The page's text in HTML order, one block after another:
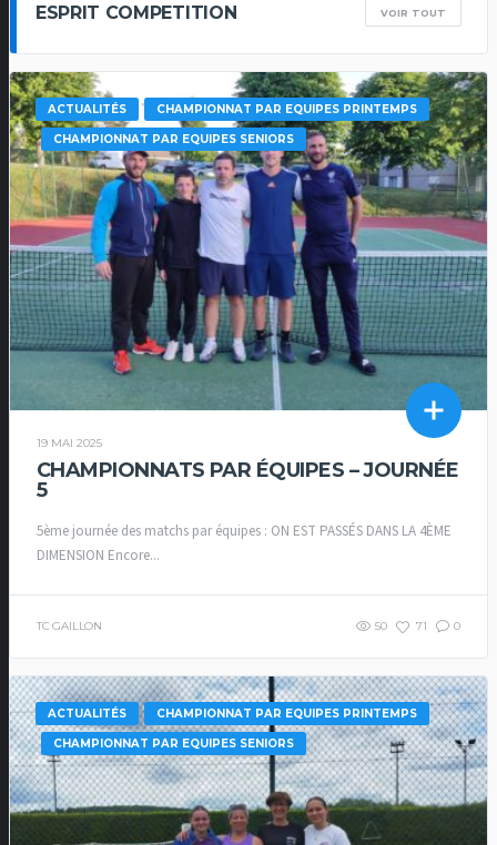
ESPRIT COMPETITION VOIR TOUT
ACTUALITÉS CHAMPIONNAT PAR EQUIPES PRINTEMPS
CHAMPIONNAT PAR EQUIPES SENIORS
19 MAI 2025
CHAMPIONNATS PAR ÉQUIPES – JOURNÉE
5
5ème journée des matchs par équipes : ON EST PASSÉS DANS LA 4ÈME
DIMENSION Encore...
TC GAILLON 50 71 0
ACTUALITÉS CHAMPIONNAT PAR EQUIPES PRINTEMPS
CHAMPIONNAT PAR EQUIPES SENIORS